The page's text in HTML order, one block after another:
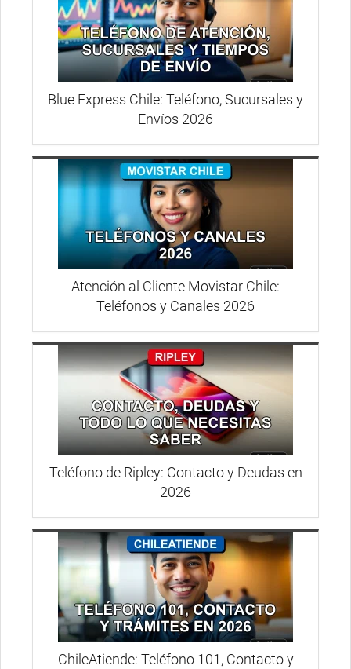
Blue Express Chile: Teléfono, Sucursales y
Envíos 2026
Atención al Cliente Movistar Chile:
Teléfonos y Canales 2026
Teléfono de Ripley: Contacto y Deudas en
2026
ChileAtiende: Teléfono 101, Contacto y